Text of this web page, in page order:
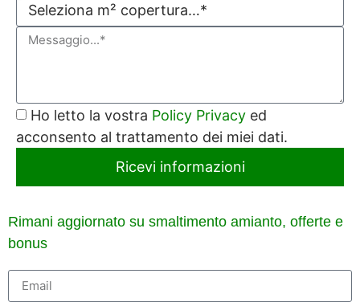
Ho letto la vostra Policy Privacy ed
acconsento al trattamento dei miei dati.
Ricevi informazioni
Rimani aggiornato su smaltimento amianto, offerte e
bonus